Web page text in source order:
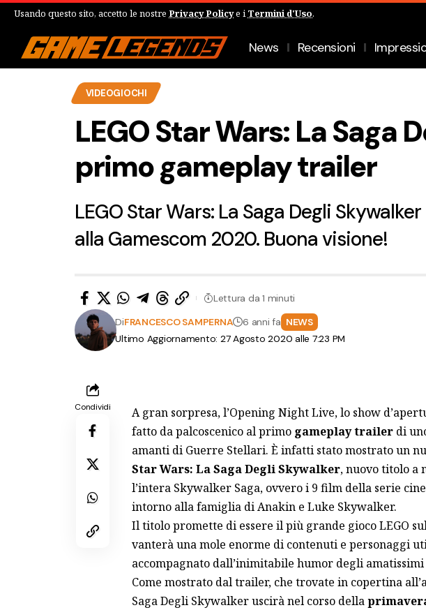
Usando questo sito, accetto le nostre Privacy Policye i Termini d'Uso.
News Recensioni
VIDEOGIOCHI
LEGO Star Wars: La Saga
primo gameplay trailer
LEGO Star Wars: La Saga Degli
alla Gamescom 2020. Buona visione!
Ultimo Aggiornamento: 27 Agosto 2020 alle 7:23 PM
DiFRANCESCO SAMPERNA 6 anni fa NEWS
Lettura da 1 minuti
Condividi
A gran sorpresa, l’Opening Night Live, lo show
fatto da palcoscenico al primo gameplay trailerdi
amanti di Guerre Stellari. È infatti stato mostrato un
Star Wars: La Saga Degli Skywalker, nuovo titolo a
l’intera Skywalker Saga, ovvero i 9 film della serie
intorno alla famiglia di Anakin e Luke Skywalker.
Il titolo promette di essere il più grande gioco LEGO
vanterà una mole enorme di contenuti e personaggi
accompagnato dall’inimitabile humor degli
Come mostrato dal trailer, che trovate in copertina
Saga Degli Skywalker uscirà nel corso della